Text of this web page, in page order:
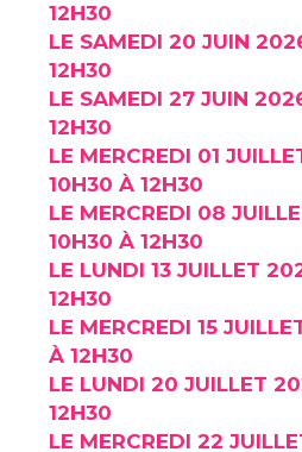
12H30
LE SAMEDI 20 JUIN
12H30
LE SAMEDI 27 JUIN
12H30
LE MERCREDI 01
10H30 À 12H30
LE MERCREDI 08
10H30 À 12H30
LE LUNDI 13 JUILLET
12H30
LE MERCREDI 15
À 12H30
LE LUNDI 20 JUILLET
12H30
LE MERCREDI 22